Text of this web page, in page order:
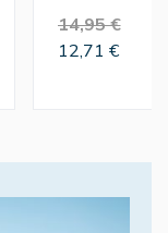
14,95 €
12,71 €